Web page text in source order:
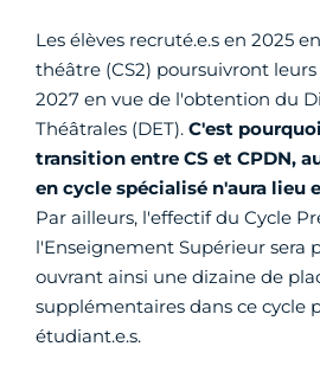
Les élèves recruté.e.s en 2025
théâtre (CS2) poursuivront
2027 en vue de l'obtention du
Théâtrales (DET). C'est
transition entre CS et CPDN,
en cycle spécialisé n'aura lieu
Par ailleurs, l'effectif du Cycle
l'Enseignement Supérieur sera
ouvrant ainsi une dizaine de
supplémentaires dans ce cycle
étudiant.e.s.